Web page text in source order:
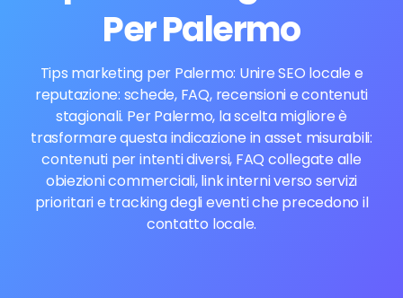
Per Palermo
Tips marketing per Palermo: Unire SEO locale e
reputazione: schede, FAQ, recensioni e contenuti
stagionali. Per Palermo, la scelta migliore è
trasformare questa indicazione in asset misurabili:
contenuti per intenti diversi, FAQ collegate alle
obiezioni commerciali, link interni verso servizi
prioritari e tracking degli eventi che precedono il
contatto locale.